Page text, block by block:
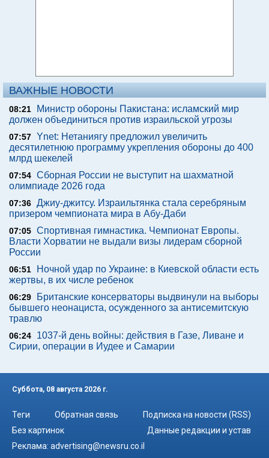
ВАЖНЫЕ НОВОСТИ
08:21
Министр обороны Пакистана: исламский мир
должен объединиться против израильской угрозы
07:57 Ynet: Нетаниягу предложил увеличить
десятилетнюю программу укрепления обороны до 400
млрд шекелей
07:54 Сборная России не выступит на шахматной
олимпиаде 2026 года
07:36 Джиу-джитсу. Израильтянка стала серебряным
призером чемпионата мира в Абу-Даби
07:05 Спортивная гимнастика. Чемпионат Европы.
Власти Хорватии не выдали визы лидерам сборной
России
06:51
Ночной удар по Украине: в Киевской области есть
жертвы, в их числе ребенок
06:29
Британские консерваторы выдвинули на выборы
бывшего неонациста, осужденного за антисемитскую
травлю
06:24
1037-й день войны: действия в Газе, Ливане и
Сирии, операции в Иудее и Самарии
Суббота, 08 августа 2026 г.
Теги Обратная связь
Подписка на новости (RSS)
Без картинок
Данные редакции и устав
Реклама: advertising@newsru.co.il